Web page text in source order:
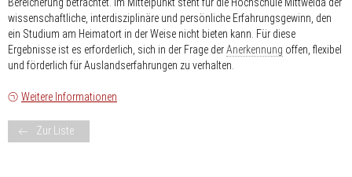
wissenschaftliche, interdisziplinäre und persönliche Erfahrungsgewinn, den
ein Studium am Heimatort in der Weise nicht bieten kann. Für diese
Ergebnisse ist es erforderlich, sich in der Frage derAnerkennung offen, flexibel
und förderlich für Auslandserfahrungen zu verhalten.
Weitere Informationen
Zur Liste